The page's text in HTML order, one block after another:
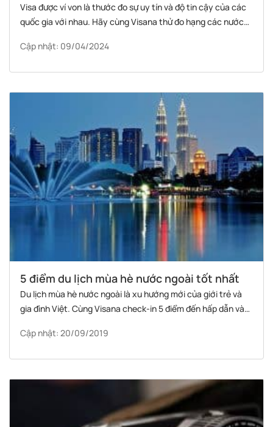
Visa được ví von là thước đo sự uy tín và độ tin cậy của các
quốc gia với nhau. Hãy cùng Visana thử đo hạng các nước
Cập nhật: 09/04/2024
5 điểm du lịch mùa hè nước ngoài tốt nhất
Du lịch mùa hè nước ngoài là xu hướng mới của giới trẻ và
gia đình Việt. Cùng Visana check-in 5 điểm đến hấp dẫn và
Cập nhật: 20/09/2019